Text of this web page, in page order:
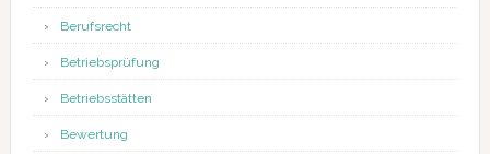
Berufsrecht
Betriebsprüfung
Betriebsstätten
Bewertung